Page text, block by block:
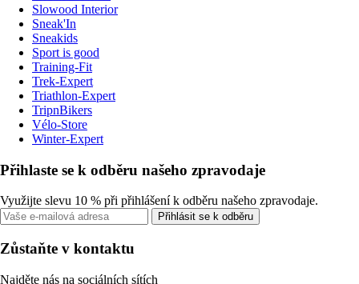
Slowood Interior
Sneak'In
Sneakids
Sport is good
Training-Fit
Trek-Expert
Triathlon-Expert
TripnBikers
Vélo-Store
Winter-Expert
Přihlaste se k odběru našeho zpravodaje
Využijte slevu 10 % při přihlášení k odběru našeho zpravodaje.
Přihlásit se k odběru
Zůstaňte v kontaktu
Najděte nás na sociálních sítích